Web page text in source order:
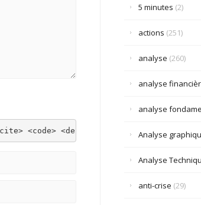
<code> <del datetime=""> <em> <i> <q
5 minutes (2)
actions (251)
analyse (260)
analyse
analyse
Analyse
Analyse
anti-crise (29)